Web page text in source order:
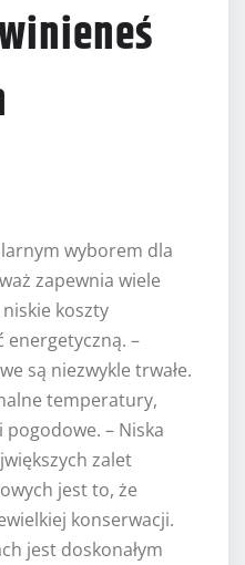
wyborem dla
zapewnia wiele
koszty
energetyczną. –
są niezwykle trwałe.
temperatury,
– Niska
zalet
jest to, że
konserwacji.
jest doskonałym